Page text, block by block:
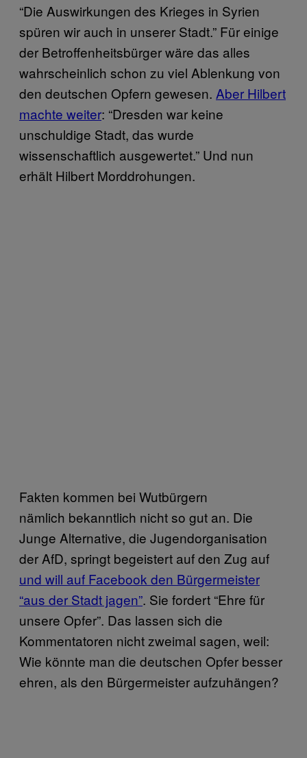
“Die Auswirkungen des Krieges in Syrien
spüren wir auch in unserer Stadt.” Für einige
der Betroffenheitsbürger wäre das alles
wahrscheinlich schon zu viel Ablenkung von
den deutschen Opfern gewesen. Aber Hilbert
machte weiter: “Dresden war keine
unschuldige Stadt, das wurde
wissenschaftlich ausgewertet.” Und nun
erhält Hilbert Morddrohungen.
Fakten kommen bei Wutbürgern
nämlich bekanntlich nicht so gut an. Die
Junge Alternative, die Jugendorganisation
der AfD, springt begeistert auf den Zug auf
und will auf Facebook den Bürgermeister
“aus der Stadt jagen”. Sie fordert “Ehre für
unsere Opfer”. Das lassen sich die
Kommentatoren nicht zweimal sagen, weil:
Wie könnte man die deutschen Opfer besser
ehren, als den Bürgermeister aufzuhängen?